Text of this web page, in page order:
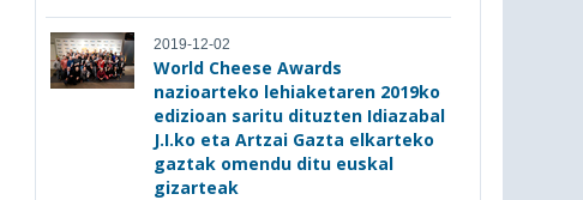
2019-12-02
World Cheese Awards
nazioarteko lehiaketaren 2019ko
edizioan saritu dituzten Idiazabal
J.I.ko eta Artzai Gazta elkarteko
gaztak omendu ditu euskal
gizarteak